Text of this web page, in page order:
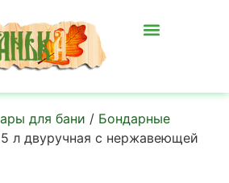
для бани / Бондарные
л двуручная с нержавеющей